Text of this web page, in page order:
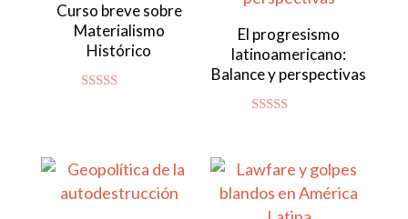
Curso breve sobre
Materialismo
Histórico
El progresismo
latinoamericano:
Balance y perspectivas